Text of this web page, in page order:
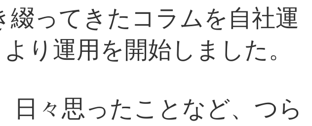
綴ってきたコラムを自社運
り運用を開始しました。
日々思ったことなど、つら